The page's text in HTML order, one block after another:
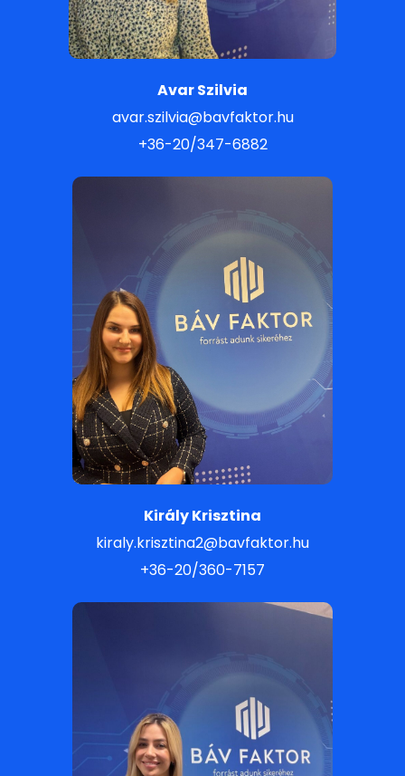
Avar Szilvia
avar.szilvia@bavfaktor.hu
+36-20/347-6882
Király Krisztina
kiraly.krisztina2@bavfaktor.hu
+36-20/360-7157